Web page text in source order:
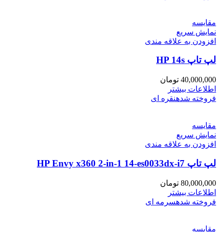
مقايسه
نمایش سریع
افزودن به علاقه مندی
لپ تاپ HP 14s
40,000,000 تومان
اطلاعات بیشتر
فروخته شدهنقره ای
مقايسه
نمایش سریع
افزودن به علاقه مندی
لپ تاپ HP Envy x360 2-in-1 14-es0033dx-i7
80,000,000 تومان
اطلاعات بیشتر
فروخته شدهسرمه ای
مقايسه